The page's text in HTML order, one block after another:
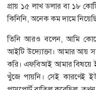
প্রায় ১৫ লাখ ডলার বা ১৮
কিনিনি, অনেক কম দামে
তিনি আরও বলেন, আমি
আইটি উদ্যোক্তা। আমার আয়
করি। এফবিআই আমার বিষয়ে
খুঁজে পায়নি। সেই কারণেই